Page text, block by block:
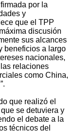
por la
y
que el TPP
discusión
sus alcances
beneficios a largo
nacionales,
relaciones
como China,
que realizó el
se detuviera y
el debate a la
técnicos del